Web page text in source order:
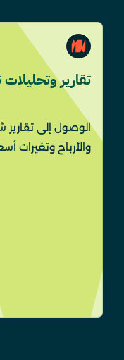
تقارير
الوصول إلى
والأرباح وتغيرات